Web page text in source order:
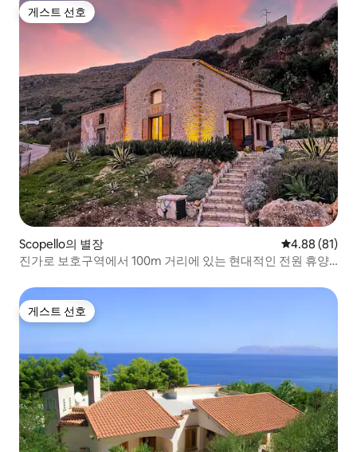
게스트 선호
게스트 선호
Scopello의 별장 평점 4.88점(5
4.88 (81)
진가로 보호구역에서 100m 거리에 있는 현대적인 전원 휴양
게스트 선호
게스트 선호